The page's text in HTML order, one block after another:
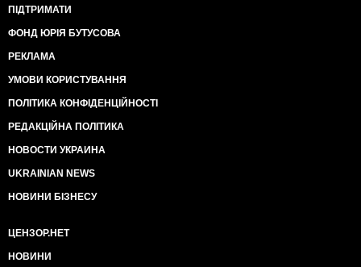
ПІДТРИМАТИ
ФОНД ЮРІЯ БУТУСОВА
РЕКЛАМА
УМОВИ КОРИСТУВАННЯ
ПОЛІТИКА КОНФІДЕНЦІЙНОСТІ
РЕДАКЦІЙНА ПОЛІТИКА
НОВОСТИ УКРАИНА
UKRAINIAN NEWS
НОВИНИ БІЗНЕСУ
ЦЕНЗОР.НЕТ
НОВИНИ